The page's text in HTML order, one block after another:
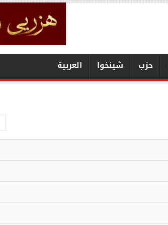
حزب شينخوا العربیة
#